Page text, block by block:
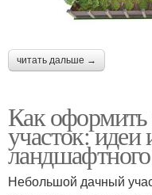
читать дальше →
Как
участок: идеи
Небольшой дачный